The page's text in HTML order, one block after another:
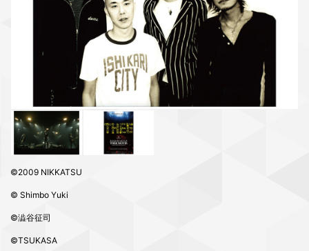
©2009 NIKKATSU
© Shimbo Yuki
©澁谷征司
©TSUKASA